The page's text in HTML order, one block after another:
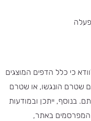
כי כלל הדפים המוצגים
שטרם הונגשו, או שטרם
בנוסף, ייתכן ובמודעות
המפרסמים באתר,